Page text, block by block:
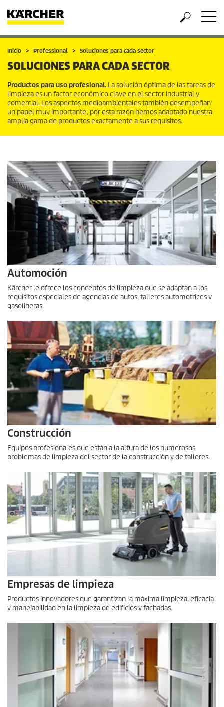
Inicio Professional Soluciones para cada sector
SOLUCIONES PARA CADA SECTOR
Productos para uso profesional. La solución óptima de las tareas de
limpieza es un factor económico clave en el sector industrial y
comercial. Los aspectos medioambientales también desempeñan
un papel muy importante; por esta razón hemos adaptado nuestra
amplia gama de productos exactamente a sus requisitos.
Automoción
Kärcher le ofrece los conceptos de limpieza que se adaptan a los
requisitos especiales de agencias de autos, talleres automotrices y
gasolineras.
Construcción
Equipos profesionales que están a la altura de los numerosos
problemas de limpieza del sector de la construcción y de talleres.
Empresas de limpieza
Productos innovadores que garantizan la máxima limpieza, eficacia
y manejabilidad en la limpieza de edificios y fachadas.